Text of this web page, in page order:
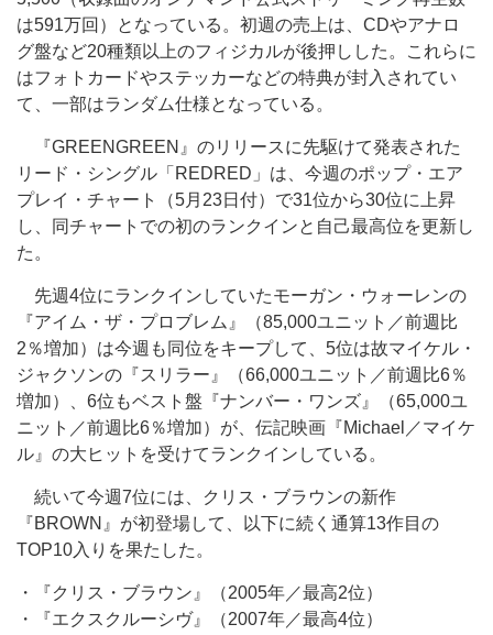
は591万回）となっている。初週の売上は、CDやアナロ
グ盤など20種類以上のフィジカルが後押しした。これらに
はフォトカードやステッカーなどの特典が封入されてい
て、一部はランダム仕様となっている。
『GREENGREEN』のリリースに先駆けて発表された
リード・シングル「REDRED」は、今週のポップ・エア
プレイ・チャート（5月23日付）で31位から30位に上昇
し、同チャートでの初のランクインと自己最高位を更新し
た。
先週4位にランクインしていたモーガン・ウォーレンの
『アイム・ザ・プロブレム』（85,000ユニット／前週比
2％増加）は今週も同位をキープして、5位は故マイケル・
ジャクソンの『スリラー』（66,000ユニット／前週比6％
増加）、6位もベスト盤『ナンバー・ワンズ』（65,000ユ
ニット／前週比6％増加）が、伝記映画『Michael／マイケ
ル』の大ヒットを受けてランクインしている。
続いて今週7位には、クリス・ブラウンの新作
『BROWN』が初登場して、以下に続く通算13作目の
TOP10入りを果たした。
・『クリス・ブラウン』（2005年／最高2位）
・『エクスクルーシヴ』（2007年／最高4位）